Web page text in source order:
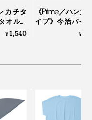
グリーン」「ブラウン」「ブラ
ジもデザイン性が高
です。
かった10年以上前のこ
スも、このタオルがあ
カチタ
オルと
イブリ
¥1,540
《Prime／ハンカ
イプ》今治パイ
冷感生地のハイ
¥